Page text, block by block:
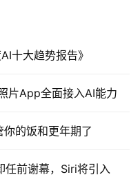
十大趋势报告》
片App全面接入AI能力
的饭和更年期了
前谢幕，Siri将引入